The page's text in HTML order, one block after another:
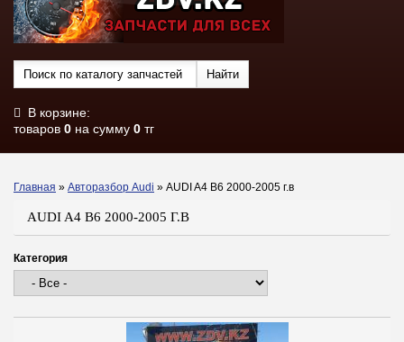
В корзине:
товаров 0 на сумму 0 тг
Вы здесь
Главная » Авторазбор Audi » AUDI A4 B6 2000-2005 г.в
AUDI A4 B6 2000-2005 Г.В
Категория